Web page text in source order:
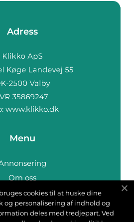
Adress
www.klikko.dk
Menu
Om oss
Cookies
Kontakta oss
cookies til at huske dine
og personalisering af indhold og
deles med tredjepart. Ved